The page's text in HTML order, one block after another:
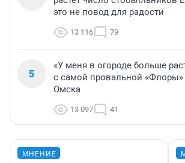
это не повод для радости
13 116 79
5
«У меня в огороде больше
с самой провальной «Флоры»
Омска
13 097 41
МНЕНИЕ